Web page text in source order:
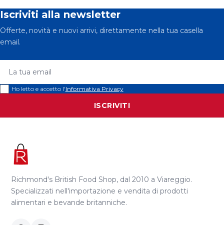
Iscriviti alla newsletter
Offerte, novità e nuovi arrivi, direttamente nella tua casella
email.
Ho letto e accetto l'Informativa Privacy
ISCRIVITI
Richmond's British Food Shop, dal 2010 a Viareggio.
Specializzati nell'importazione e vendita di prodotti
alimentari e bevande britanniche.